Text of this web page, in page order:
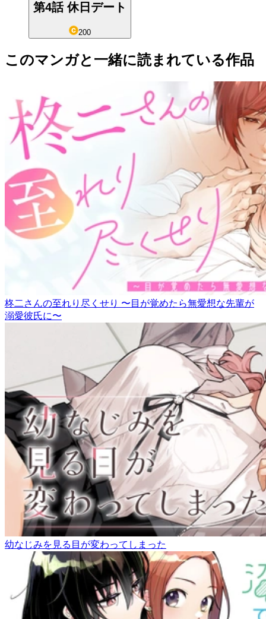
第4話 休日デート
200
このマンガと一緒に読まれている作品
柊二さんの至れり尽くせり 〜目が覚めたら無愛想な先輩が
溺愛彼氏に〜
幼なじみを見る目が変わってしまった